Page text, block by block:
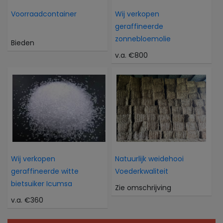
Voorraadcontainer
Bieden
Wij verkopen
geraffineerde
zonnebloemolie
v.a. €800
Wij verkopen
geraffineerde witte
bietsuiker Icumsa
v.a. €360
Natuurlijk weidehooi
Voederkwaliteit
Zie omschrijving